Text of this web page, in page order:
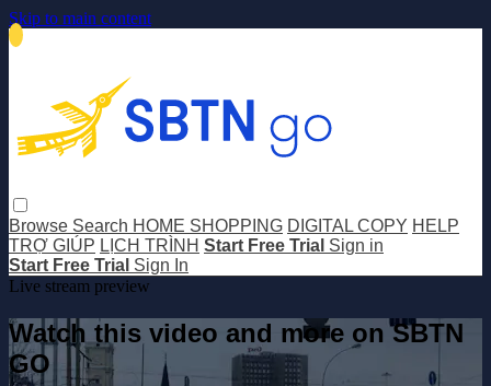
Skip to main content
Browse Search HOME SHOPPING DIGITAL COPY HELP
TRỢ GIÚP LỊCH TRÌNH Start Free Trial Sign in
Start Free Trial Sign In
Live stream preview
Watch this video and more on SBTN
GO